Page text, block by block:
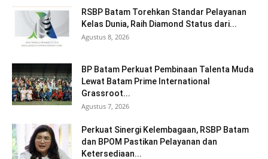
RSBP Batam Torehkan Standar Pelayanan
Kelas Dunia, Raih Diamond Status dari...
Agustus 8, 2026
BP Batam Perkuat Pembinaan Talenta Muda
Lewat Batam Prime International
Grassroot...
Agustus 7, 2026
Perkuat Sinergi Kelembagaan, RSBP Batam
dan BPOM Pastikan Pelayanan dan
Ketersediaan...